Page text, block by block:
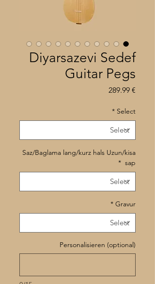
Diyarsazevi Sedef
Guitar Pegs
€ 289.99
Select
*
Saz/Baglama lang/kurz hals Uzun/kisa
sap
*
Gravur
*
Personalisieren (optional)